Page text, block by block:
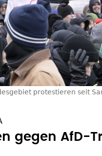
protestieren seit
gegen AfD-